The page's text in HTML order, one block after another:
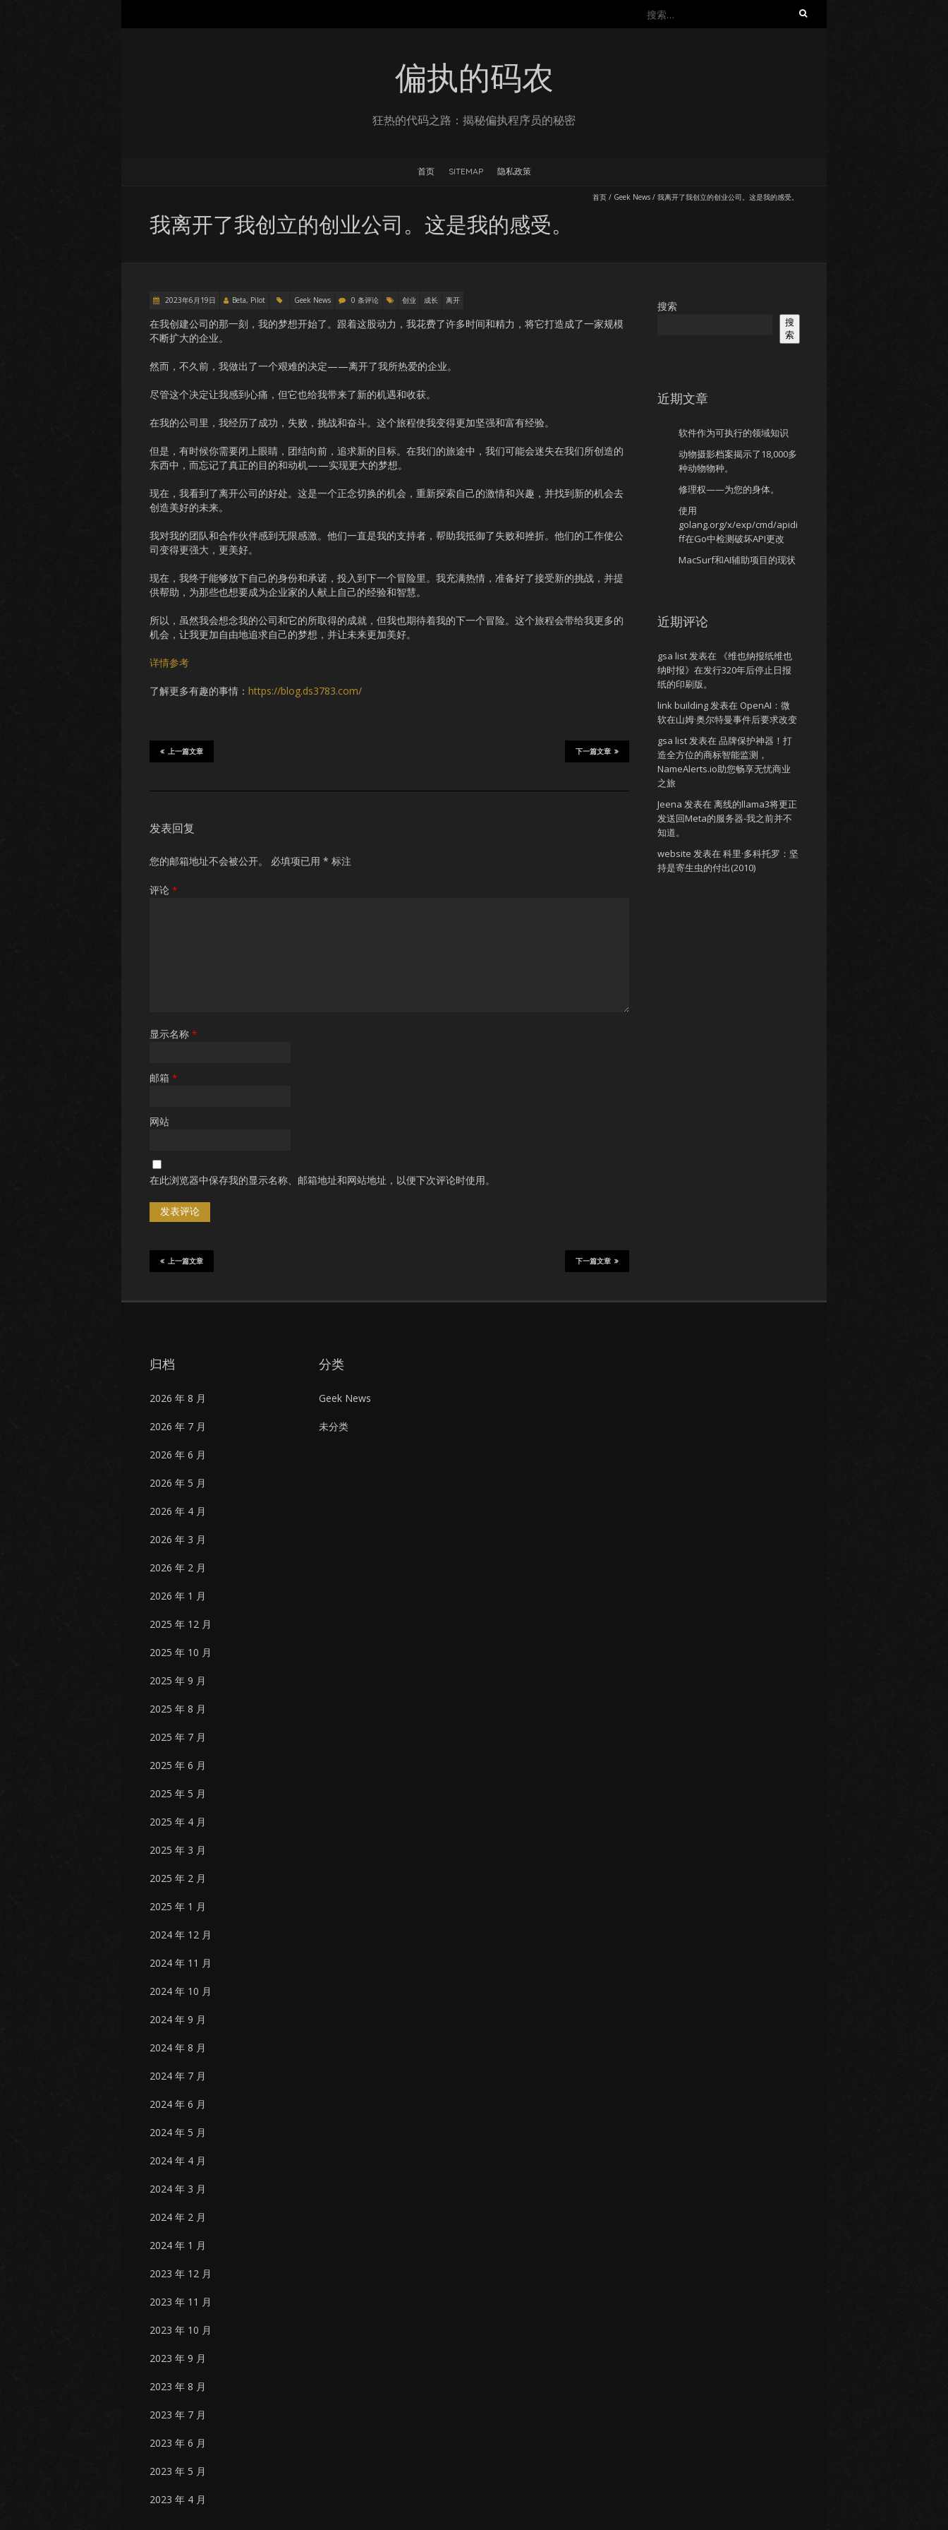
搜
偏执的码农
狂热的代码之路：揭秘偏执程序员的秘密
首页 SITEMAP 隐私政策
首页 / Geek News / 我离开了我创立的创业公司。这是我的感受。
我离开了我创立的创业公司。这是我的感受。
2023年6月19日 Beta, Pilot Geek News 0 条评论 创业 成长 离开
在我创建公司的那一刻，我的梦想开始了。跟着这股动力，我花费了许多时间和精力，将它打造成了一家规模
不断扩大的企业。
然而，不久前，我做出了一个艰难的决定——离开了我所热爱的企业。
尽管这个决定让我感到心痛，但它也给我带来了新的机遇和收获。
在我的公司里，我经历了成功，失败，挑战和奋斗。这个旅程使我变得更加坚强和富有经验。
但是，有时候你需要闭上眼睛，团结向前，追求新的目标。在我们的旅途中，我们可能会迷失在我们所创造的
东西中，而忘记了真正的目的和动机——实现更大的梦想。
现在，我看到了离开公司的好处。这是一个正念切换的机会，重新探索自己的激情和兴趣，并找到新的机会去
创造美好的未来。
我对我的团队和合作伙伴感到无限感激。他们一直是我的支持者，帮助我抵御了失败和挫折。他们的工作使公
司变得更强大，更美好。
现在，我终于能够放下自己的身份和承诺，投入到下一个冒险里。我充满热情，准备好了接受新的挑战，并提
供帮助，为那些也想要成为企业家的人献上自己的经验和智慧。
所以，虽然我会想念我的公司和它的所取得的成就，但我也期待着我的下一个冒险。这个旅程会带给我更多的
机会，让我更加自由地追求自己的梦想，并让未来更加美好。
详情参考
了解更多有趣的事情： https://blog.ds3783.com/
下一篇文章
上一篇文章
发表回复
您的邮箱地址不会被公开。 必填项已用 * 标注
评论 *
显示名称 *
邮箱 *
网站
在此浏览器中保存我的显示名称、邮箱地址和网站地址，以便下次评论时使用。
下一篇文章
上一篇文章
搜索
搜
索
近期文章
软件作为可执行的领域知识
动物摄影档案揭示了18,000多
种动物物种。
修理权——为您的身体。
使用
golang.org/x/exp/cmd/apidi
ff在Go中检测破坏API更改
MacSurf和AI辅助项目的现状
近期评论
gsa list发表在
《维也纳报纸维也
纳时报》在发行320年后停止日报
纸的印刷版。
link building发表在 OpenAI：微
软在山姆·奥尔特曼事件后要求改变
gsa list发表在 品牌保护神器！打
造全方位的商标智能监测，
NameAlerts.io助您畅享无忧商业
之旅
Jeena 发表在 离线的llama3将更正
发送回Meta的服务器-我之前并不
知道。
website 发表在 科里·多科托罗：坚
持是寄生虫的付出(2010)
归档
2026 年 8 月
2026 年 7 月
2026 年 6 月
2026 年 5 月
2026 年 4 月
2026 年 3 月
2026 年 2 月
2026 年 1 月
2025 年 12 月
2025 年 10 月
2025 年 9 月
2025 年 8 月
2025 年 7 月
2025 年 6 月
2025 年 5 月
2025 年 4 月
2025 年 3 月
2025 年 2 月
2025 年 1 月
2024 年 12 月
2024 年 11 月
2024 年 10 月
2024 年 9 月
2024 年 8 月
2024 年 7 月
2024 年 6 月
2024 年 5 月
2024 年 4 月
2024 年 3 月
2024 年 2 月
2024 年 1 月
2023 年 12 月
2023 年 11 月
2023 年 10 月
2023 年 9 月
2023 年 8 月
2023 年 7 月
2023 年 6 月
2023 年 5 月
2023 年 4 月
分类
Geek News
未分类